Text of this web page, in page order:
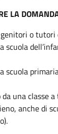
LA
o tutori
scuola
scuola
una classe
anche di